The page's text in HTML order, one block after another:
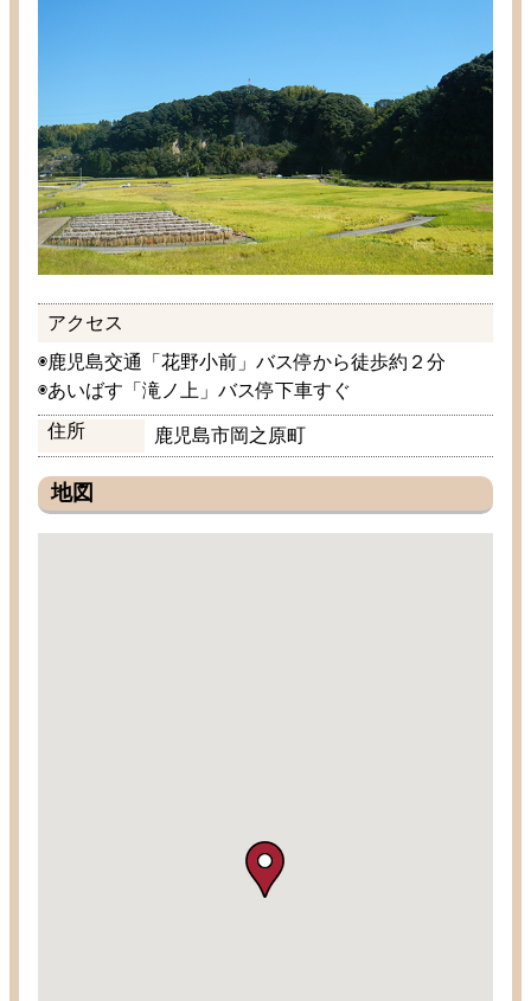
アクセス
◉鹿児島交通 「 花野小前 」バス停から徒歩約 ２ 分
◉あいばす「 滝ノ上 」バス停下車すぐ
住所
鹿児島市岡之原町
地図